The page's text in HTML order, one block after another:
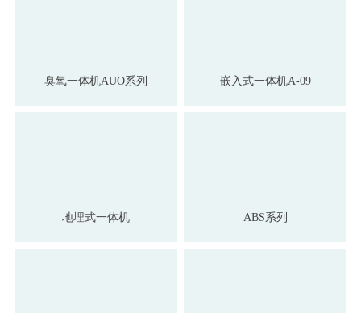
臭氧一体机AUO系列 嵌入式一体机A-09
地埋式一体机 ABS系列